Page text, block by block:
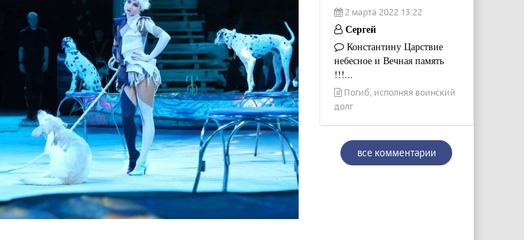
2 марта 2022 13:22
Сергей
Константину Царствие
небесное и Вечная память
!!!...
Погиб, исполняя воинский
долг
все комментарии